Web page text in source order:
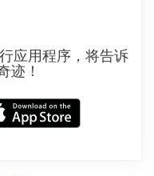
应用程序，将告诉
迹！